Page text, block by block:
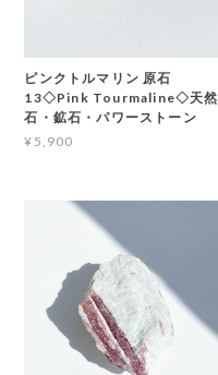
ピンクトルマリン 原石
13◇Pink Tourmaline◇天然
石・鉱石・パワーストーン
¥5,900